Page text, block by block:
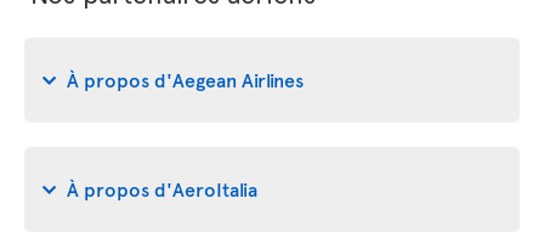
À propos d'Aegean Airlines
À propos d'AeroItalia